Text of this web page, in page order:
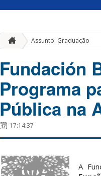
Assunto: Graduação
Fundación
Programa
Pública na
17:14:37
A